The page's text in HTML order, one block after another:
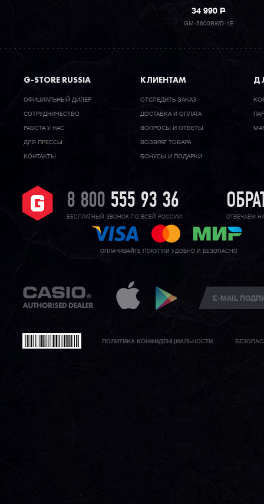
34 990P
GM-5600BWD-1E
G-STORE RUSSIA
ОФИЦИАЛЬНЫЙ ДИЛЕР
CОТРУДНИЧЕСТВО
РАБОТА У НАС
ДЛЯ ПРЕССЫ
КОНТАКТЫ
КЛИЕНТАМ
ОТСЛЕДИТЬ ЗАКАЗ
ДОСТАВКА И ОПЛАТА
ВОПРОСЫ И ОТВЕТЫ
ВОЗВРАТ ТОВАРА
БОНУСЫ И ПОДАРКИ
8 800 555 93 36
БЕСПЛАТНЫЙ ЗВОНОК ПО ВСЕЙ РОССИИ ОТВЕЧАЕМ
ОПЛАЧИВАЙТЕ ПОКУПКИ УДОБНО И БЕЗОПАСНО
ПОЛИТИКА КОНФИДЕНЦИАЛЬНОСТИ